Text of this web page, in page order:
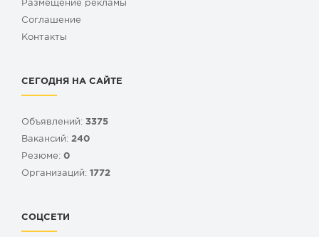
Размещение рекламы
Cоглашение
Контакты
СЕГОДНЯ НА САЙТЕ
Объявлений: 3375
Вакансий: 240
Резюме: 0
Организаций: 1772
СОЦСЕТИ